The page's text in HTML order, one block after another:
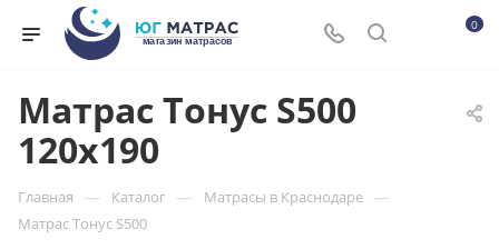
0
Матрас Тонус S500
120x190
Главная — Каталог — Матрасы в Краснодаре —
Матрас Тонус S500